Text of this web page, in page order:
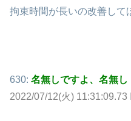
拘束時間が長いの改善して
630: 名無しですよ、名無
2022/07/12(火) 11:31:09.73